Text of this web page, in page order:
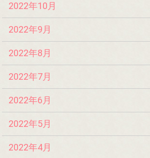
2022年10月
2022年9月
2022年8月
2022年7月
2022年6月
2022年5月
2022年4月